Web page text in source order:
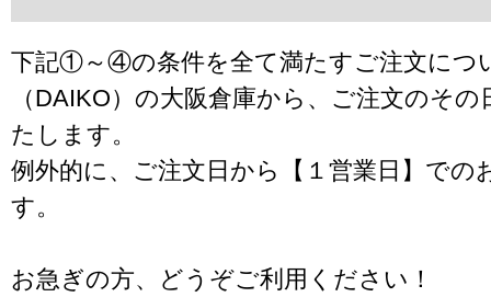
下記①～④の条件を全て満たすご注文につ
（DAIKO）の大阪倉庫から、ご注文のそ
たします。
例外的に、ご注文日から【１営業日】での
す。
お急ぎの方、どうぞご利用ください！